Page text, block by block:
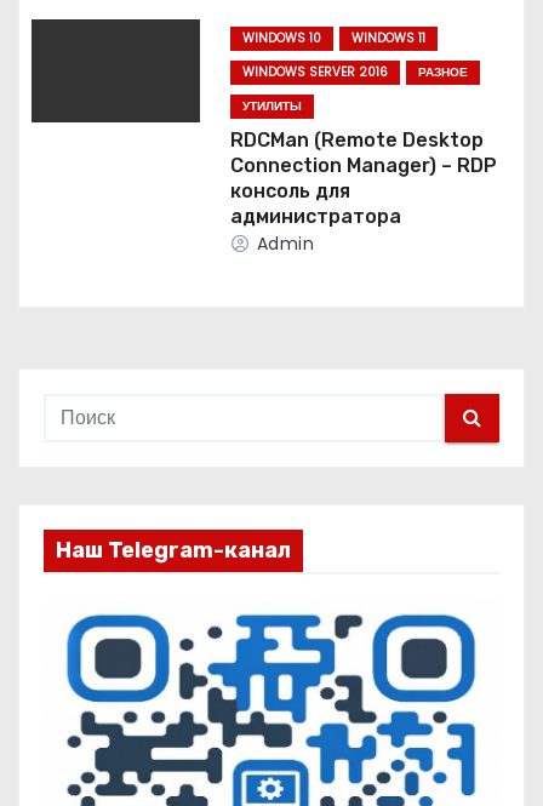
и
я
WINDOWS 10
WINDOWS 11
WINDOWS SERVER 2016
РАЗНОЕ
УТИЛИТЫ
RDCMan (Remote Desktop
Connection Manager) – RDP
консоль для
администратора
Admin
Наш Telegram-канал